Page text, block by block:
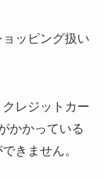
ッピング扱い
レジットカー
かかっている
きません。